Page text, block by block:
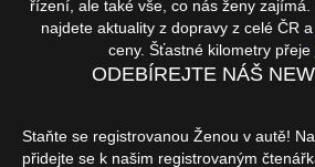
řízení, ale také vše, co nás ženy zajímá.
najdete aktuality z dopravy z celé ČR
ceny. Šťastné kilometry přeje
ODEBÍREJTE NÁŠ
Staňte se registrovanou Ženou v autě!
přidejte se k našim registrovaným